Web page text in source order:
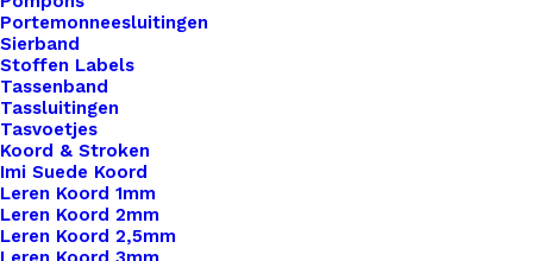
Portemonneesluitingen
Sierband
Stoffen Labels
Tassenband
Tassluitingen
Tasvoetjes
Koord & Stroken
Imi Suede Koord
Leren Koord 1mm
Leren Koord 2mm
Leren Koord 2,5mm